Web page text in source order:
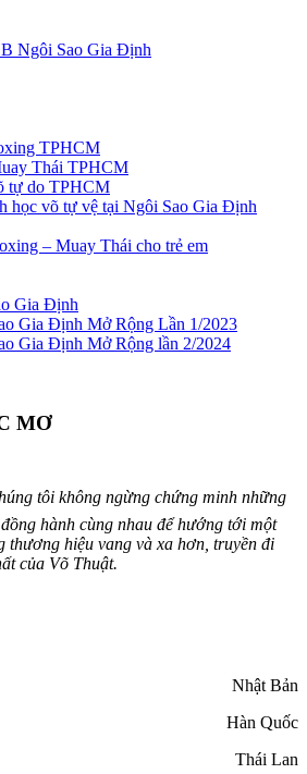
Ngôi Sao Gia Định
TPHCM
Thái TPHCM
tự do TPHCM
học võ tự vệ tại Ngôi Sao Gia Định
– Muay Thái cho trẻ em
Gia Định
Gia Định Mở Rộng Lần 1/2023
Gia Định Mở Rộng lần 2/2024
MƠ
tôi không ngừng chứng minh những
hành cùng nhau để hướng tới một
thương hiệu vang và xa hơn, truyền đi
của Võ Thuật.
Nhật Bản
Hàn Quốc
Thái Lan